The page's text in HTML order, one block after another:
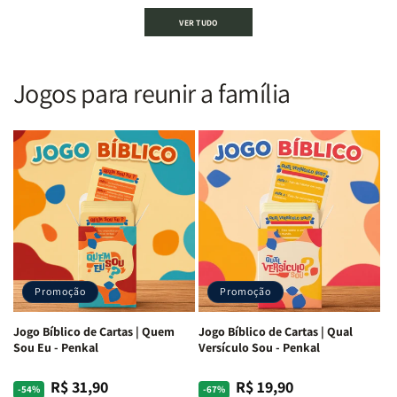
Almeida
Letra
Média
Full
Color
Brochura
Rei
Leão
Bíblia
Almeida
Letra
Média
&amp;
Full
Color
|
Brochura
|
Rei
Leão
Bíblia
PPM
|
|
Full
Color
Capa
Dura
Harpa
|
-
Cruz
Laranja
|
Full
Color
|
Capa
Dura
Harpa
|
-
Cruz
Laranja
VER TUDO
Jogos para reunir a família
Promoção
Jogo Bíblico de Cartas | Quem
Sou Eu - Penkal
-54%
Preço
PreçoR$ 31,90
Promoção
Jogo Bíblico de Cartas | Qual
Versículo Sou - Penkal
-67%
Preço
PreçoR$ 19,90